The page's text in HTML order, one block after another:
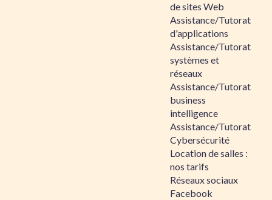
de sites Web
Assistance/Tutorat
d'applications
Assistance/Tutorat
systèmes et
réseaux
Assistance/Tutorat
business
intelligence
Assistance/Tutorat
Cybersécurité
Location de salles :
nos tarifs
Réseaux sociaux
Facebook